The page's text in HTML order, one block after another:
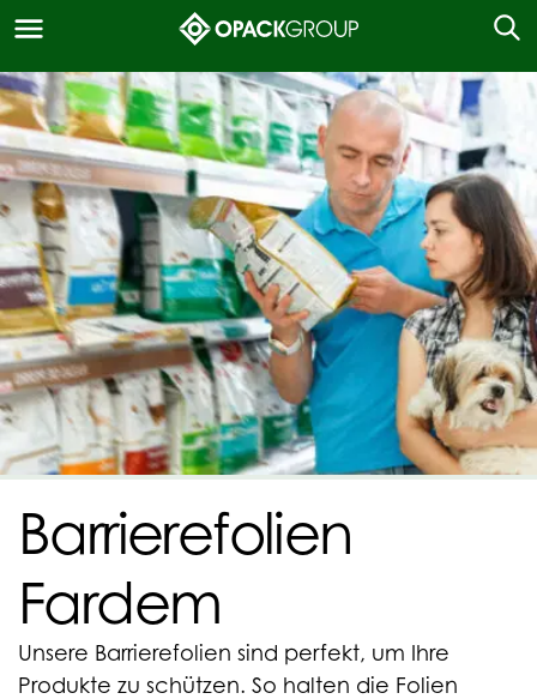
Barrierefolien
Fardem
Unsere Barrierefolien sind perfekt, um Ihre
Produkte zu schützen. So halten die Folien